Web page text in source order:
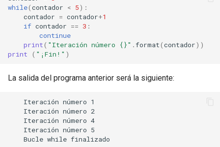
while(contador < 5):
contador = contador+1
if contador == 3 :
continue
print( "Iteración número {}" .format(contador))
print
( "¡Fin!" )
La salida del programa anterior será la siguiente:
    Iteración número 1
    Iteración número 2
    Iteración número 4
    Iteración número 5